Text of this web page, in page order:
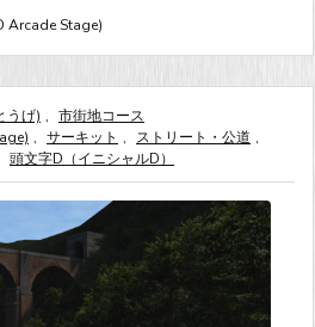
Arcade Stage)
うげ) , 市街地コース
, サーキット , ストリート・公道 ,
頭文字D（イニシャルD）